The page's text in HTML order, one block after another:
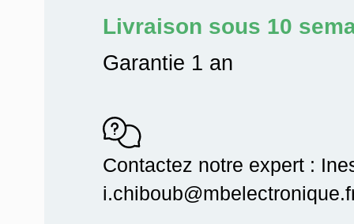
Livraison sous 10
Garantie 1 an
Contactez notre expert :